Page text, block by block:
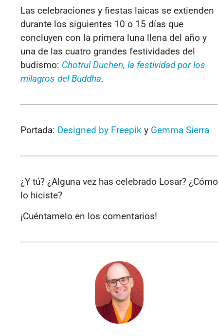
Las celebraciones y fiestas laicas se extienden
durante los siguientes 10 o 15 días que
concluyen con la primera luna llena del año y
una de las cuatro grandes festividades del
budismo: Chotrul Duchen, la festividad por los
milagros del Buddha.
Portada: Designed by Freepik y Gemma Sierra
¿Y tú? ¿Alguna vez has celebrado Losar? ¿Cómo
lo hiciste?
¡Cuéntamelo en los comentarios!